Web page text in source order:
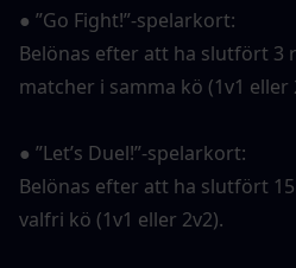
● ”Go Fight!”-spelarkort:
Belönas efter att ha slutfört 3
matcher i samma kö (1v1 eller
● ”Let’s Duel!”-spelarkort:
Belönas efter att ha slutfört
valfri kö (1v1 eller 2v2).